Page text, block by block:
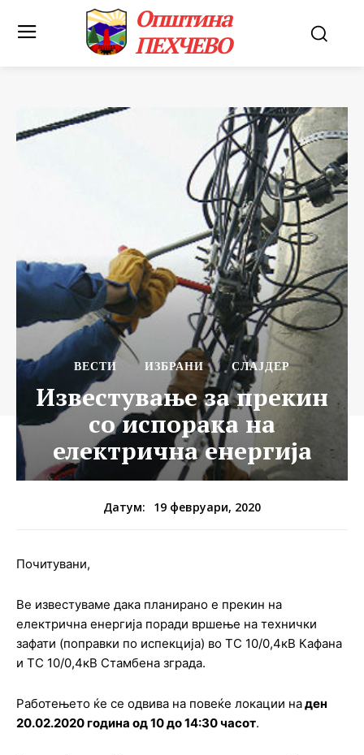
Општина
ПЕХЧЕВО
ВЕСТИ ИЗБРАНИ СЛАЈДЕР
Известување за прекин
со испорака на
електрична енергија
Датум: 19 февруари, 2020
Почитувани,
Ве известуваме дака планирано е прекин на
електрична енергија поради вршење на технички
зафати (поправки по испекција) во ТС 10/0,4кВ Кафана
и ТС 10/0,4кВ Стамбена зграда.
Работењето ќе се одвива на повеќе локации наден
20.02.2020 година од 10 до 14:30 часот.